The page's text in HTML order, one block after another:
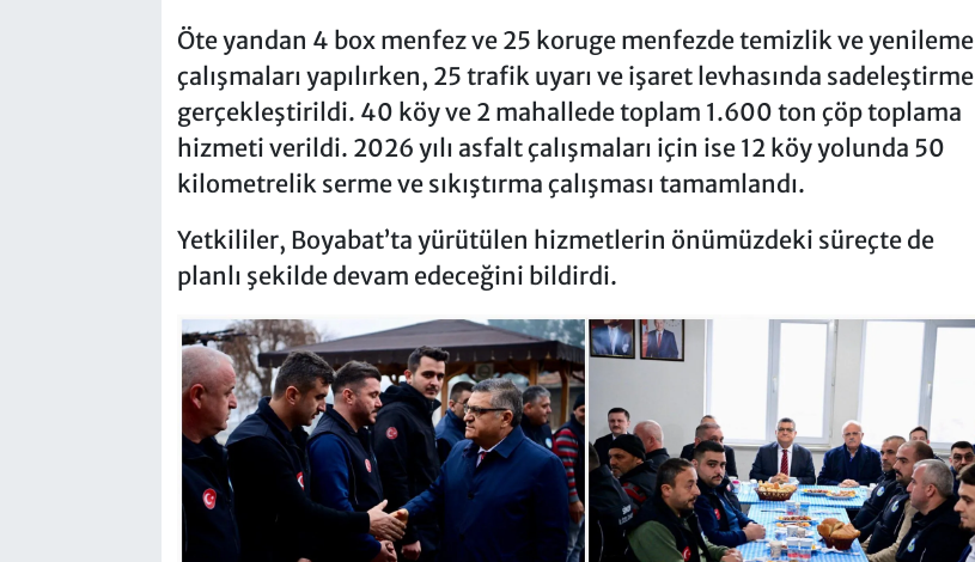
Öte yandan 4 box menfez ve 25 koruge menfezde temizlik ve yenileme
çalışmaları yapılırken, 25 trafik uyarı ve işaret levhasında sadeleştirme
gerçekleştirildi. 40 köy ve 2 mahallede toplam 1.600 ton çöp toplama
hizmeti verildi. 2026 yılı asfalt çalışmaları için ise 12 köy yolunda 50
kilometrelik serme ve sıkıştırma çalışması tamamlandı.
Yetkililer, Boyabat’ta yürütülen hizmetlerin önümüzdeki süreçte de
planlı şekilde devam edeceğini bildirdi.